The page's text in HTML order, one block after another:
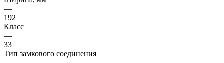
—
192
Класс
—
33
Тип замкового соединения